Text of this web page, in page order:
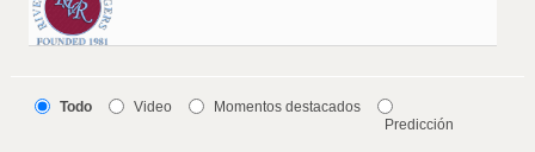
Todo Video
Momentos destacados
Predicción